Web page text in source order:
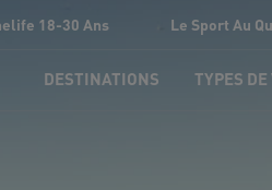
18-30 Ans Le Sport Au
DESTINATIONS TYPES DE